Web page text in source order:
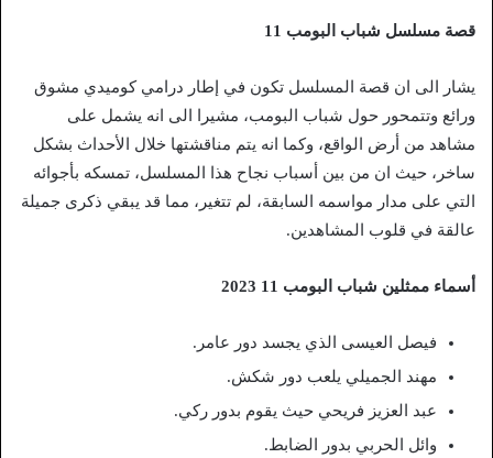
قصة مسلسل شباب البومب 11
يشار الى ان قصة المسلسل تكون في إطار درامي كوميدي مشوق
ورائع وتتمحور حول شباب البومب، مشيرا الى انه يشمل على
مشاهد من أرض الواقع، وكما انه يتم مناقشتها خلال الأحداث بشكل
ساخر، حيث ان من بين أسباب نجاح هذا المسلسل، تمسكه بأجوائه
التي على مدار مواسمه السابقة، لم تتغير، مما قد يبقي ذكرى جميلة
عالقة في قلوب المشاهدين.
أسماء ممثلين شباب البومب 11 2023
فيصل العيسى الذي يجسد دور عامر.
مهند الجميلي يلعب دور شكش.
عبد العزيز فريحي حيث يقوم بدور ركي.
وائل الحربي بدور الضابط.